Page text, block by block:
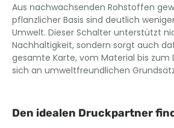
Aus nachwachsenden Rohstoffen
pflanzlicher Basis sind deutlich
Umwelt. Dieser Schalter unterstützt
Nachhaltigkeit, sondern sorgt auch
gesamte Karte, vom Material bis zum
sich an umweltfreundlichen
Den idealen Druckpartner